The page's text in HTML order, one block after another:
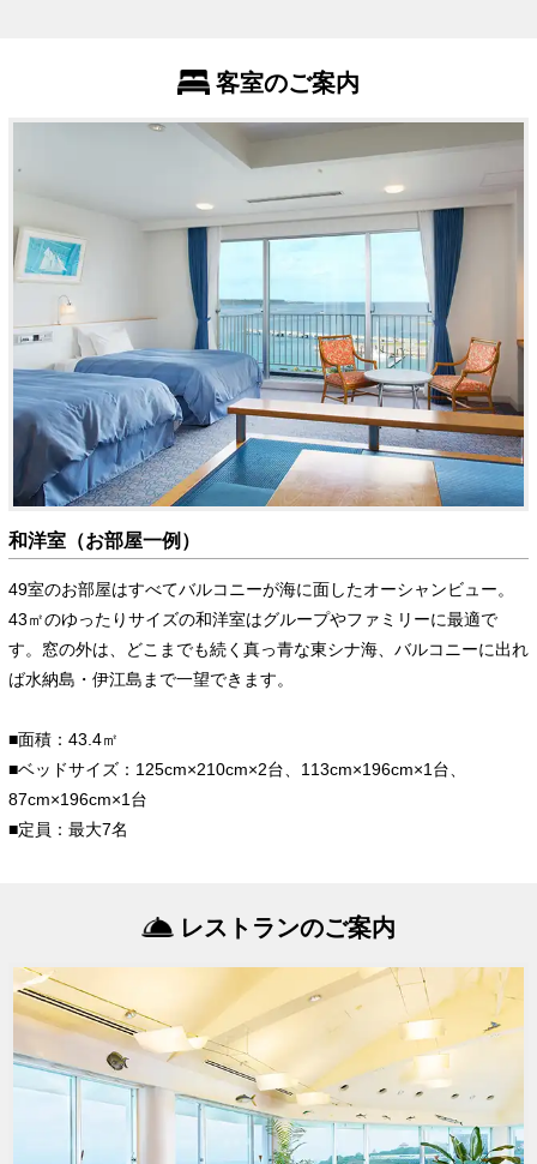
客室のご案内
和洋室（お部屋一例）
49室のお部屋はすべてバルコニーが海に面したオーシャンビュー。
43㎡のゆったりサイズの和洋室はグループやファミリーに最適で
す。窓の外は、どこまでも続く真っ青な東シナ海、バルコニーに出れ
ば水納島・伊江島まで一望できます。
■面積：43.4㎡
■ベッドサイズ：125cm×210cm×2台、113cm×196cm×1台、
87cm×196cm×1台
■定員：最大7名
レストランのご案内